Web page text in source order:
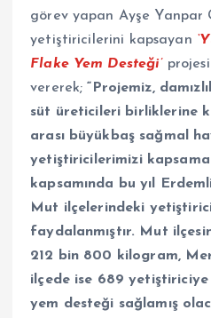
görev yapan Ayşe Yanpar
yetiştiricilerini kapsayan
Flake Yem Desteği’
vererek;“Projemiz,
süt üreticileri birliklerine
arası büyükbaş sağmal
yetiştiricilerimizi
kapsamında bu yıl
Mut ilçelerindeki
faydalanmıştır. Mut
212 bin 800 kilogram,
ilçede ise 689
yem desteği sağlamış